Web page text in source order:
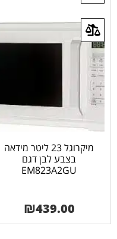
מיקרוגל 23 ליטר מידאה
בצבע לבן דגם
EM823A2GU
₪439.00